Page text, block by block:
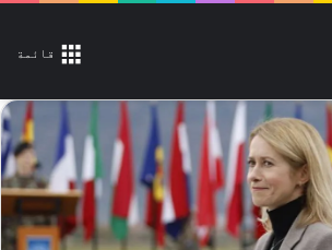
قائمة